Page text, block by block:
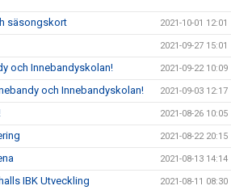
säsongskort 2021-10-01 12:01
2021-09-27 15:01
och Innebandyskolan! 2021-09-22 10:09
och Innebandyskolan! 2021-09-03 12:17
2021-08-26 10:05
2021-08-22 20:15
2021-08-13 14:14
IBK Utveckling 2021-08-11 08:30